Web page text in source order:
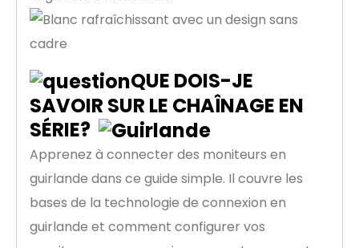
QUE DOIS-JE
SAVOIR SUR LE CHAÎNAGE EN
SÉRIE?
Apprenez à connecter des moniteurs en
guirlande dans ce guide simple. Il couvre les
bases de la technologie de connexion en
guirlande et comment configurer vos